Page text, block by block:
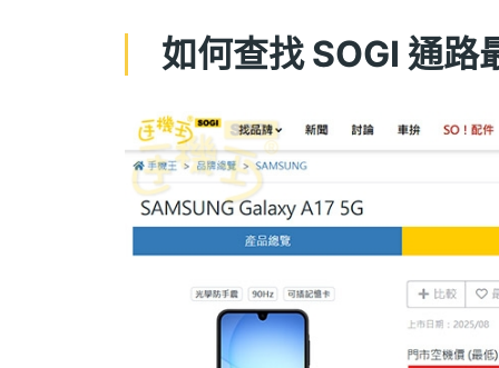
如何查找 SOGI 通路